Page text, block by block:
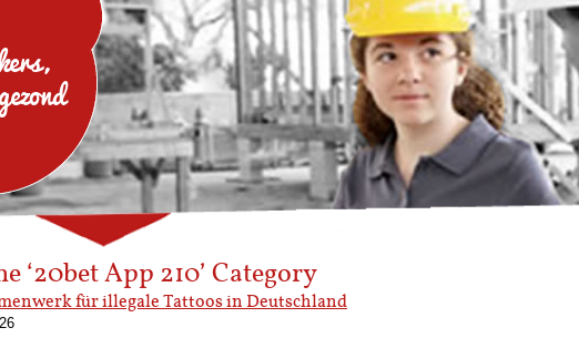
‘20bet App 210’ Category
für illegale Tattoos in Deutschland